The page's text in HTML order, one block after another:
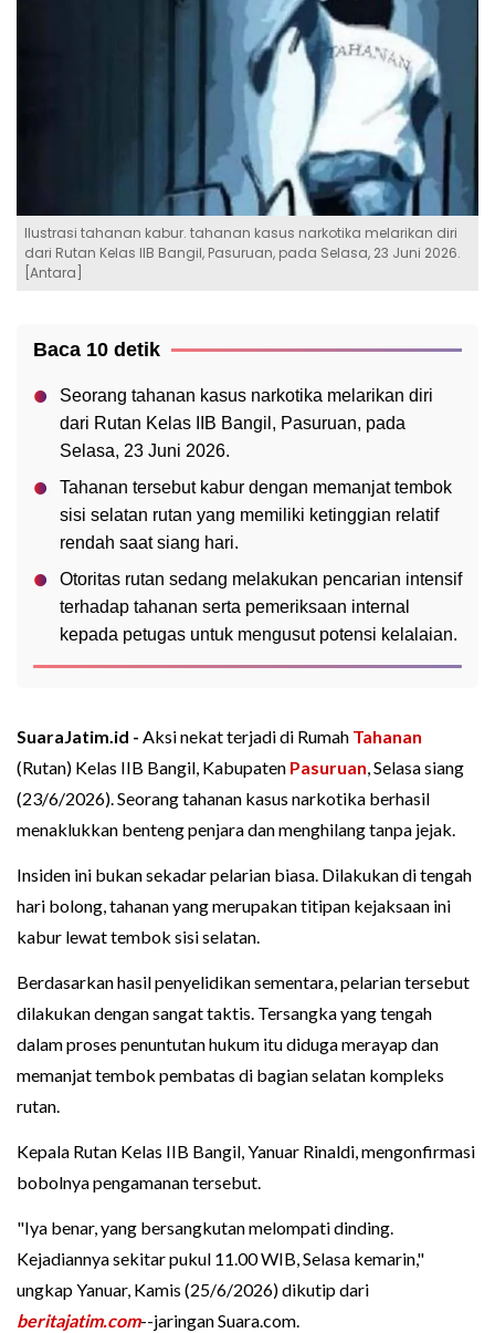
Ilustrasi tahanan kabur. tahanan kasus narkotika melarikan diri
dari Rutan Kelas IIB Bangil, Pasuruan, pada Selasa, 23 Juni 2026.
[Antara]
Baca 10 detik
Seorang tahanan kasus narkotika melarikan diri
dari Rutan Kelas IIB Bangil, Pasuruan, pada
Selasa, 23 Juni 2026.
Tahanan tersebut kabur dengan memanjat tembok
sisi selatan rutan yang memiliki ketinggian relatif
rendah saat siang hari.
Otoritas rutan sedang melakukan pencarian intensif
terhadap tahanan serta pemeriksaan internal
kepada petugas untuk mengusut potensi kelalaian.
SuaraJatim.id - Aksi nekat terjadi di Rumah Tahanan
(Rutan) Kelas IIB Bangil, Kabupaten Pasuruan, Selasa siang
(23/6/2026). Seorang tahanan kasus narkotika berhasil
menaklukkan benteng penjara dan menghilang tanpa jejak.
Insiden ini bukan sekadar pelarian biasa. Dilakukan di tengah
hari bolong, tahanan yang merupakan titipan kejaksaan ini
kabur lewat tembok sisi selatan.
Berdasarkan hasil penyelidikan sementara, pelarian tersebut
dilakukan dengan sangat taktis. Tersangka yang tengah
dalam proses penuntutan hukum itu diduga merayap dan
memanjat tembok pembatas di bagian selatan kompleks
rutan.
Kepala Rutan Kelas IIB Bangil, Yanuar Rinaldi, mengonfirmasi
bobolnya pengamanan tersebut.
"Iya benar, yang bersangkutan melompati dinding.
Kejadiannya sekitar pukul 11.00 WIB, Selasa kemarin,"
ungkap Yanuar, Kamis (25/6/2026) dikutip dari
beritajatim.com--jaringan Suara.com.